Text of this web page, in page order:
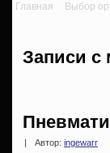
Главная Выбор
Записи с
Автор: ingewarr